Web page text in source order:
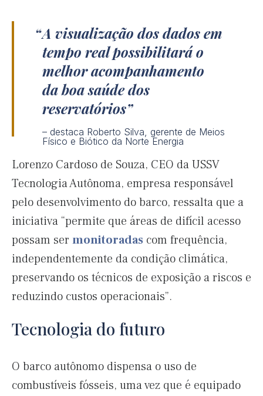
A visualização dos dados em
tempo real possibilitará o
melhor acompanhamento
da boa saúde dos
reservatórios
– destaca Roberto Silva, gerente de Meios
Físico e Biótico da Norte Energia
Lorenzo Cardoso de Souza, CEO da USSV
Tecnologia Autônoma, empresa responsável
pelo desenvolvimento do barco, ressalta que a
iniciativa “permite que áreas de difícil acesso
possam ser monitoradas com frequência,
independentemente da condição climática,
preservando os técnicos de exposição a riscos e
reduzindo custos operacionais”.
Tecnologia do futuro
O barco autônomo dispensa o uso de
combustíveis fósseis, uma vez que é equipado